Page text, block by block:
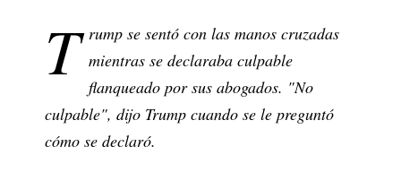
T rump se sentó con las manos cruzadas
mientras se declaraba culpable
flanqueado por sus abogados. "No
culpable", dijo Trump cuando se le preguntó
cómo se declaró.